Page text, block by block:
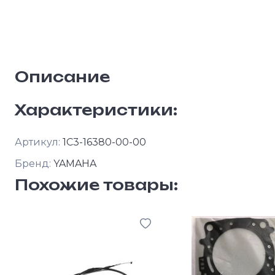
Описание
Характеристики:
Артикул: 1C3-16380-00-00
Бренд: YAMAHA
Похожие товары: